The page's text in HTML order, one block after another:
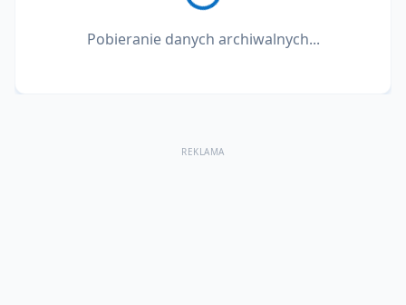
Pobieranie danych archiwalnych...
REKLAMA